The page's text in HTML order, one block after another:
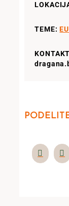
TEME:EU